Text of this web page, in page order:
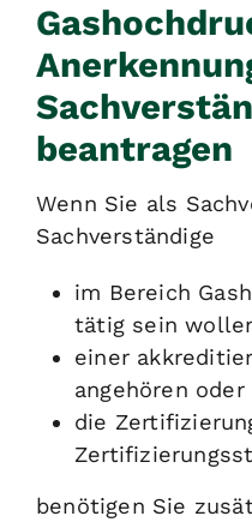
beantragen
Wenn Sie als
Sachverständige
im Bereich
tätig sein
einer
angehören oder
die
benötigen Sie